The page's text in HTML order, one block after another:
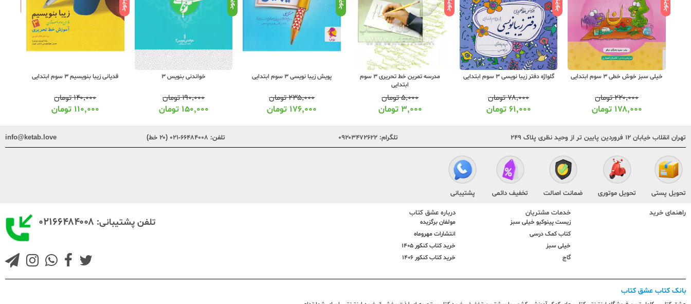
خیلی سبز خوش خطی 3 سوم ابتدایی
۲۲۰,۰۰۰تومان
۱۷۸,۰۰۰ تومان
گلواژه دفتر زیبا نویسی 3 سوم ابتدایی
۷۸,۰۰۰تومان
۶۱,۰۰۰ تومان
مدرسه تمرین خط تحریری 3 سوم
ابتدایی
۵,۰۰۰تومان
۳,۰۰۰ تومان
پویش زیبا نویسی 3 سوم ابتدایی
۲۳۵,۰۰۰تومان
۱۷۶,۰۰۰ تومان
خواندنی بنویس 3
۱۹۰,۰۰۰تومان
۱۵۰,۰۰۰ تومان
قدیانی زیبا بنویسیم 3 سوم ابتدایی
۱۴۰,۰۰۰تومان
۱۱۰,۰۰۰ تومان
تهران انقلاب خیابان ۱۲ فروردین پایین تر از وحید نظری پلاک ۲۴۹ تلگرام: ۰۹۲۰۳۴۷۲۶۲۲ تلفن: ۶۶۴۸۴۰۰۸-۰۲۱ (۲۰ خط) info@ketab.love
تحویل پستی تحویل موتوری ضمانت اصالت تخفیف دائمی پشتیبانی
راهنمای خرید خدمات مشتریان
زیست پینوکیو خیلی سبز
کتاب کمک درسی
خیلی سبز
گاج
درباره عشق کتاب
مولفان برگزیده
انتشارات مهروماه
خرید کتاب کنکور 1405
خرید کتاب کنکور 1406
تلفن پشتیبانی: ۰۲۱۶۶۴۸۴۰۰۸
بانک کتاب عشق کتاب